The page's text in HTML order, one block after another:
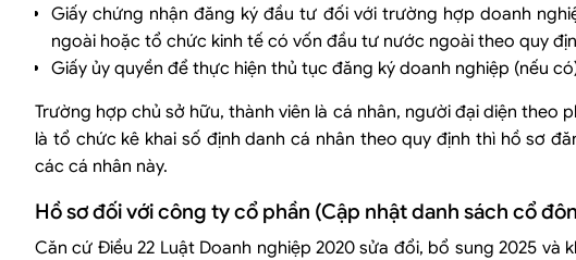
Giấy chứng nhận đăng ký đầu tư đối với trường hợp doanh
ngoài hoặc tổ chức kinh tế có vốn đầu tư nước ngoài theo quy
Giấy ủy quyền để thực hiện thủ tục đăng ký doanh nghiệp (nếu
Trường hợp chủ sở hữu, thành viên là cá nhân, người đại diện theo
là tổ chức kê khai số định danh cá nhân theo quy định thì hồ sơ
các cá nhân này.
Hồ sơ đối với công ty cổ phần (Cập nhật danh sách cổ
Căn cứ Điều 22 Luật Doanh nghiệp 2020 sửa đổi, bổ sung 2025 và